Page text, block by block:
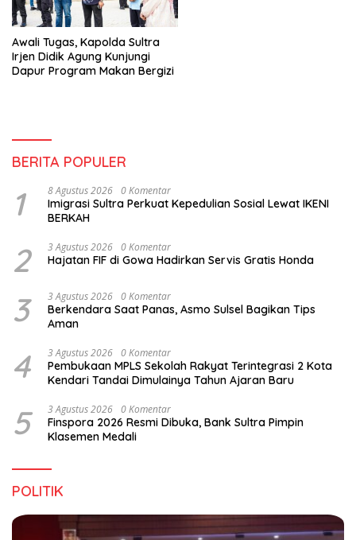
Awali Tugas, Kapolda Sultra
Irjen Didik Agung Kunjungi
Dapur Program Makan Bergizi
BERITA POPULER
1 8 Agustus 2026 0 Komentar
Imigrasi Sultra Perkuat Kepedulian Sosial Lewat IKENI
BERKAH
2 3 Agustus 2026 0 Komentar
Hajatan FIF di Gowa Hadirkan Servis Gratis Honda
3 3 Agustus 2026 0 Komentar
Berkendara Saat Panas, Asmo Sulsel Bagikan Tips
Aman
4 3 Agustus 2026 0 Komentar
Pembukaan MPLS Sekolah Rakyat Terintegrasi 2 Kota
Kendari Tandai Dimulainya Tahun Ajaran Baru
5 3 Agustus 2026 0 Komentar
Finspora 2026 Resmi Dibuka, Bank Sultra Pimpin
Klasemen Medali
POLITIK